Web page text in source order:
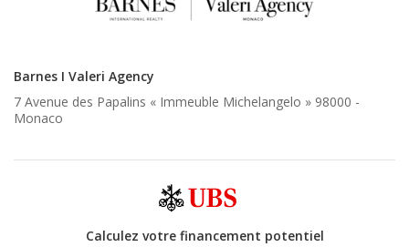
Barnes I Valeri Agency
7 Avenue des Papalins « Immeuble Michelangelo » 98000 -
Monaco
Calculez votre financement potentiel